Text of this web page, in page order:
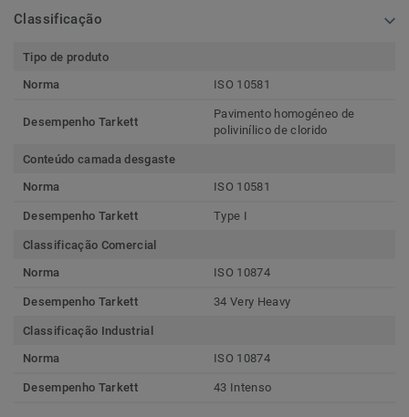
Classificação
Tipo de produto
Norma
ISO 10581
Desempenho Tarkett
Pavimento homogéneo de
polivinílico de clorido
Conteúdo camada desgaste
Norma
ISO 10581
Desempenho Tarkett Type I
Classificação Comercial
Norma
ISO 10874
Desempenho Tarkett 34 Very Heavy
Classificação Industrial
Norma
ISO 10874
Desempenho Tarkett 43 Intenso